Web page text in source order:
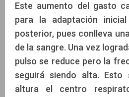
Este aumento del gasto
para la adaptación
posterior, pues conlleva
de la sangre. Una vez
pulso se reduce pero la
seguirá siendo alta.
altura el centro